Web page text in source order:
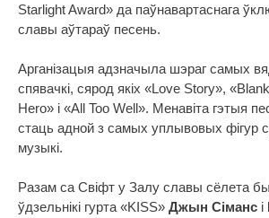
Starlight Award» да паўнавартаснага
славы аўтараў песень.
Арганізацыя адзначыла шэраг самых
спявачкі, сярод якіх «Love Story»,
Hero» і «All Too Well». Менавіта гэтыя
стаць адной з самых уплывовых фігур
музыкі.
Разам са Свіфт у Залу славы сёлета
ўдзельнікі гурта «KISS» Джын Сіманс і